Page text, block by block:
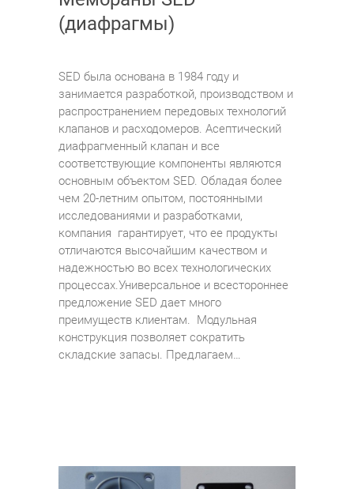
(диафрагмы)
SED была основана в 1984 году и
занимается разработкой, производством и
распространением передовых технологий
клапанов и расходомеров. Асептический
диафрагменный клапан и все
соответствующие компоненты являются
основным объектом SED. Обладая более
чем 20-летним опытом, постоянными
исследованиями и разработками,
компания гарантирует, что ее продукты
отличаются высочайшим качеством и
надежностью во всех технологических
процессах.Универсальное и всестороннее
предложение SED дает много
преимуществ клиентам. Модульная
конструкция позволяет сократить
складские запасы. Предлагаем…